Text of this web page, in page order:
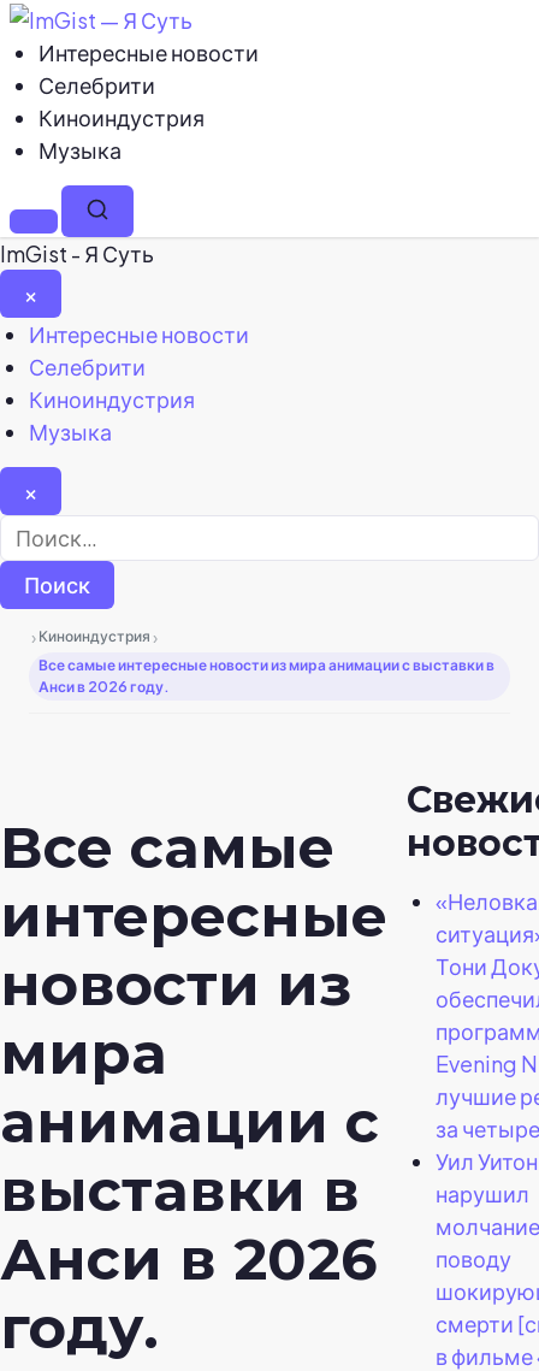
Интересные новости
Селебрити
Киноиндустрия
Музыка
МенюПоиск
ImGist - Я Суть
×
Закрыть
меню
Интересные новости
Селебрити
Киноиндустрия
Музыка
×
Найти:
› Киноиндустрия ›
Все самые интересные новости из мира анимации с выставки в
Анси в 2026 году.
Все самые
интересные
новости из
мира
анимации с
выставки в
Анси в 2026
году.
Тони
Evening
лучшие
за
Уил Уитон
нарушил
поводу
смерти
в